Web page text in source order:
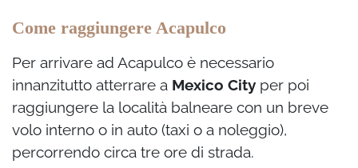
Come raggiungere Acapulco
Per arrivare ad Acapulco è necessario
innanzitutto atterrare a Mexico City per poi
raggiungere la località balneare con un breve
volo interno o in auto (taxi o a noleggio),
percorrendo circa tre ore di strada.